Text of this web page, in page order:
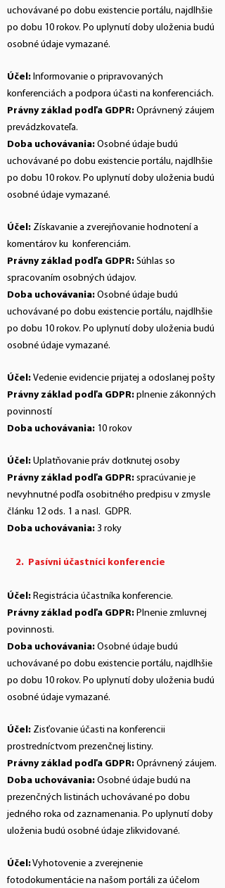
uchovávané po dobu existencie portálu, najdlhšie
po dobu 10 rokov. Po uplynutí doby uloženia budú
osobné údaje vymazané.
Účel: Informovanie o pripravovaných
konferenciách a podpora účasti na konferenciách.
Právny základ podľa GDPR: Oprávnený záujem
prevádzkovateľa.
Doba uchovávania: Osobné údaje budú
uchovávané po dobu existencie portálu, najdlhšie
po dobu 10 rokov. Po uplynutí doby uloženia budú
osobné údaje vymazané.
Účel: Získavanie a zverejňovanie hodnotení a
komentárov ku konferenciám.
Právny základ podľa GDPR: Súhlas so
spracovaním osobných údajov.
Doba uchovávania: Osobné údaje budú
uchovávané po dobu existencie portálu, najdlhšie
po dobu 10 rokov. Po uplynutí doby uloženia budú
osobné údaje vymazané.
Účel: Vedenie evidencie prijatej a odoslanej pošty
Právny základ podľa GDPR: plnenie zákonných
povinností
Doba uchovávania: 10 rokov
Účel: Uplatňovanie práv dotknutej osoby
Právny základ podľa GDPR: spracúvanie je
nevyhnutné podľa osobitného predpisu v zmysle
článku 12 ods. 1 a nasl. GDPR.
Doba uchovávania: 3 roky
2. Pasívni účastníci konferencie
Účel: Registrácia účastníka konferencie.
Právny základ podľa GDPR: Plnenie zmluvnej
povinnosti.
Doba uchovávania: Osobné údaje budú
uchovávané po dobu existencie portálu, najdlhšie
po dobu 10 rokov. Po uplynutí doby uloženia budú
osobné údaje vymazané.
Účel: Zisťovanie účasti na konferencii
prostredníctvom prezenčnej listiny.
Právny základ podľa GDPR: Oprávnený záujem.
Doba uchovávania: Osobné údaje budú na
prezenčných listinách uchovávané po dobu
jedného roka od zaznamenania. Po uplynutí doby
uloženia budú osobné údaje zlikvidované.
Účel:Vyhotovenie a zverejnenie
fotodokumentácie na našom portáli za účelom